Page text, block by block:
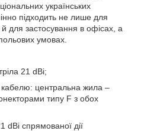
українських
підходить не лише для
для застосування в офісах, а
умовах.
21 dBi;
кабелю: центральна жила –
типу F з обох
dBi спрямованої дії